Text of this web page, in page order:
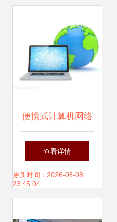
便携式计算机网络
与地球网络科技 互
联世界的新纪元
查看详情
更新时间：2026-08-08
23:45:04